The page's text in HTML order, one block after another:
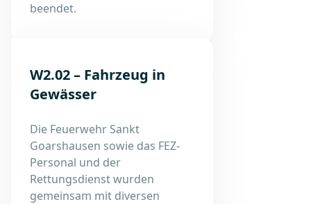
beendet.
W2.02 – Fahrzeug in
Gewässer
Die Feuerwehr Sankt
Goarshausen sowie das FEZ-
Personal und der
Rettungsdienst wurden
gemeinsam mit diversen